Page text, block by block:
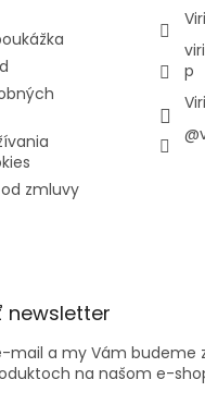
zmluvy
p
newsletter
mail a my Vám budeme
na našom e-